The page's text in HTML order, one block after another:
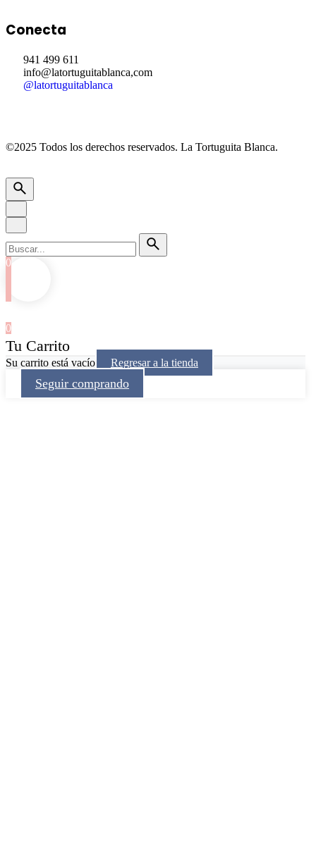
Conecta
941 499 611
info@latortuguitablanca,com
@latortuguitablanca
©2025 Todos los derechos reservados. La Tortuguita Blanca.
0
0
Tu Carrito
Su carrito está vacío Regresar a la tienda
Seguir comprando